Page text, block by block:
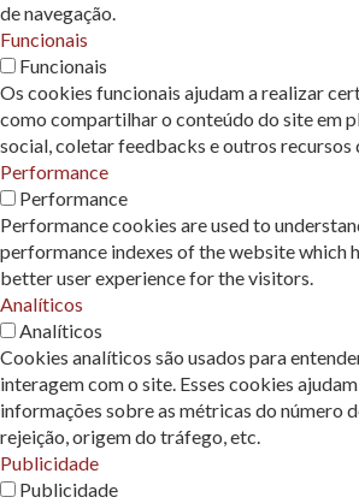
de navegação.
Funcionais
Funcionais
Os cookies funcionais ajudam a realizar
como compartilhar o conteúdo do site em
social, coletar feedbacks e outros recursos
Performance
Performance
Performance cookies are used to
performance indexes of the website which
better user experience for the visitors.
Analíticos
Analíticos
Cookies analíticos são usados ​​para
interagem com o site. Esses cookies
informações sobre as métricas do número
rejeição, origem do tráfego, etc.
Publicidade
Publicidade